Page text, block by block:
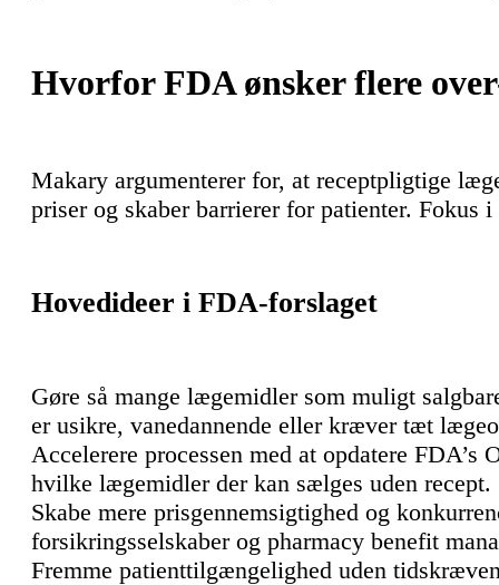
Hvorfor FDA ønsker flere
Makary argumenterer for, at receptpligtige
priser og skaber barrierer for patienter. Fokus
Hovedideer i FDA-forslaget
Gøre så mange lægemidler som muligt
er usikre, vanedannende eller kræver tæt
Accelerere processen med at opdatere FDA’s
hvilke lægemidler der kan sælges uden recept.
Skabe mere prisgennemsigtighed og
forsikringsselskaber og pharmacy benefit
Fremme patienttilgængelighed uden